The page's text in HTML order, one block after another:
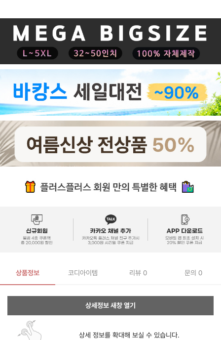
상품정보 코디아이템 리뷰 0 문의 0
상세정보 새창 열기
상세 정보를 확대해 보실 수 있습니다.